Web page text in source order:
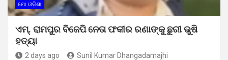
ମୋ ଓଡ଼ିଶା
ଏମ୍. ରାମପୁର ବିଜେପି ନେତା ଫକୀର ରଣାଙ୍କୁ ଛୁରୀ ଭୁଷି
ହତ୍ୟା
2 days ago Sunil Kumar Dhangadamajhi